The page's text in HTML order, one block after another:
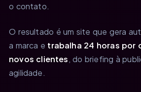
o contato.
O resultado é um site que gera
a marca e trabalha 24 horas por
novos clientes, do briefing à
agilidade.